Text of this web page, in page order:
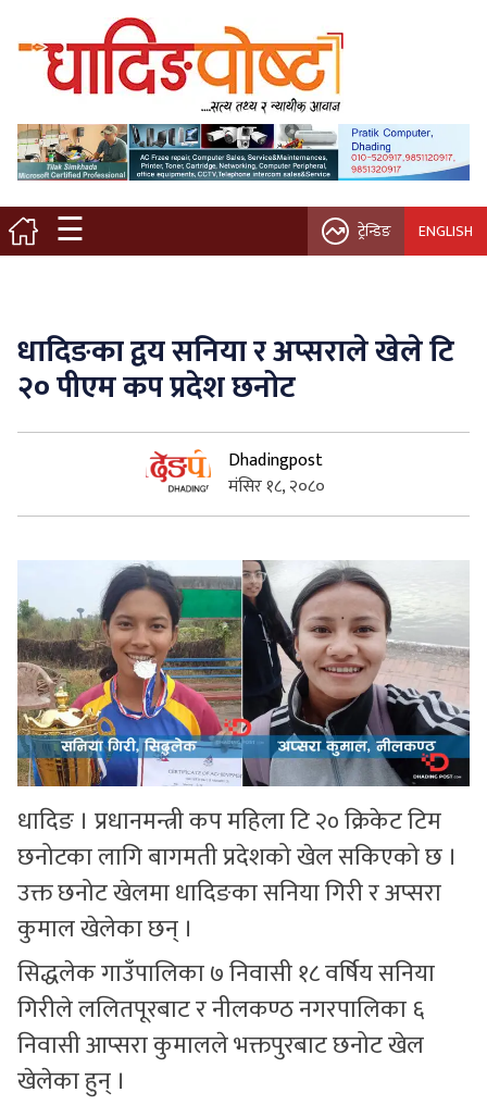
☰
मुख्य पृष्ठ
स्थानीय समाचार
विचार / ब्लग
नगर/गाउँ पालिका
कृषि/सहकारी
साहित्य / संस्कृति
सुचनाहरु
भिडियो
ट्रेन्डिङ ENGLISH
धादिङका द्वय सनिया र अप्सराले खेले टि
२० पीएम कप प्रदेश छनोट
Dhadingpost
मंसिर १८, २०८०
धादिङ । प्रधानमन्त्री कप महिला टि २० क्रिकेट टिम
छनोटका लागि बागमती प्रदेशको खेल सकिएको छ ।
उक्त छनोट खेलमा धादिङका सनिया गिरी र अप्सरा
कुमाल खेलेका छन् ।
सिद्धलेक गाउँपालिका ७ निवासी १८ वर्षिय सनिया
गिरीले ललितपूरबाट र नीलकण्ठ नगरपालिका ६
निवासी आप्सरा कुमालले भक्तपुरबाट छनोट खेल
खेलेका हुन् ।